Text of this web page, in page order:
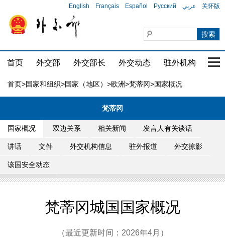
English Français Español Русский عربي 关怀版
首页 外交部 外交部长 外交动态 驻外机构 国
首页>国家和组织>国家（地区） >欧洲>梵蒂冈>国家概况
梵蒂冈
国家概况 双边关系 相关新闻 发言人有关谈话
讲话 文件 外交机构信息 驻外报道 外交掠影
该国安全动态
梵蒂冈城国国家概况
（最近更新时间：2026年4月）